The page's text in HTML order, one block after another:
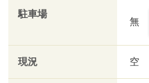
駐車場
無
現況 空